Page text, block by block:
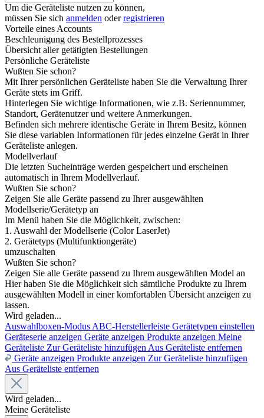
Um die Geräteliste nutzen zu können,
müssen Sie sich anmelden oderregistrieren
Vorteile eines Accounts
Beschleunigung des Bestellprozesses
Übersicht aller getätigten Bestellungen
Persönliche Geräteliste
Wußten Sie schon?
Mit Ihrer persönlichen Geräteliste haben Sie die Verwaltung Ihrer
Geräte stets im Griff.
Hinterlegen Sie wichtige Informationen, wie z.B. Seriennummer,
Standort, Gerätenutzer und weitere Anmerkungen.
Befinden sich mehrere identische Geräte in Ihrem Besitz, können
Sie diese variablen Informationen für jedes einzelne Gerät in Ihrer
Geräteliste anlegen.
Modellverlauf
Die letzten Sucheinträge werden gespeichert und erscheinen
automatisch in Ihrem Modellverlauf.
Wußten Sie schon?
Zeigen Sie alle Geräte passend zu Ihrer ausgewählten
Modellserie/Gerätetyp an
Im Menü haben Sie die Möglichkeit, zwischen:
1. Auswahl der Modellserie (Color LaserJet)
2. Gerätetyps (Multifunktiongeräte)
umzuschalten
Wußten Sie schon?
Zeigen Sie alle Geräte passend zu Ihrem ausgewählten Model an
Hier haben Sie die Möglichkeit sich sämtliche Produkte zu Ihrem
ausgewählten Modell in einer komfortablen Übersicht anzeigen zu
lassen.
Wird geladen...
Auswahlboxen-Modus ABC-Herstellerleiste Gerätetypen einstellen
Geräteserie anzeigen Geräte anzeigen Produkte anzeigen Meine
Geräteliste Zur Geräteliste hinzufügen Aus Geräteliste entfernen
Geräte anzeigen Produkte anzeigen Zur Geräteliste hinzufügen
Aus Geräteliste entfernen
Wird geladen...
Meine Geräteliste